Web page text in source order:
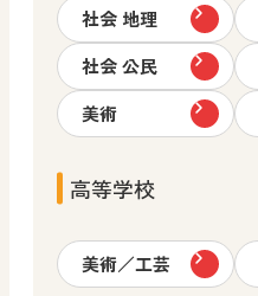
社会 地理
社会 公民
美術
高等学校
美術／工芸